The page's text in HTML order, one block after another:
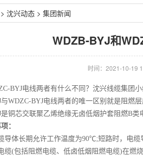
> 沈兴动态 > 集团新闻
WDZB-BYJ和
时间：2021-10-19
BYJ电线两者有什么不同？沈兴线缆集团小
WDZC-BYJ电线两者的唯一区别就是阻燃
铜芯交联聚乙烯绝缘无卤低烟护套阻燃B
：
导体长期允许工作温度为90℃;短路时，电缆
缆(包括阻燃电缆、低卤低烟阻燃电缆)在燃